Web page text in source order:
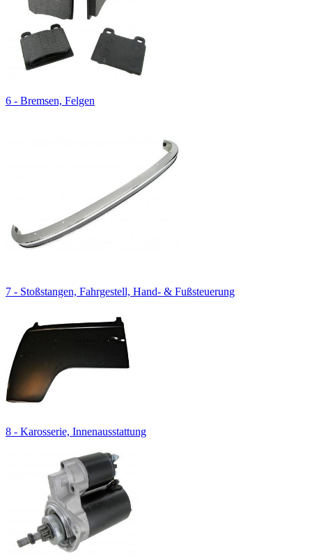
6 - Bremsen, Felgen
7 - Stoßstangen, Fahrgestell, Hand- & Fußsteuerung
8 - Karosserie, Innenausstattung